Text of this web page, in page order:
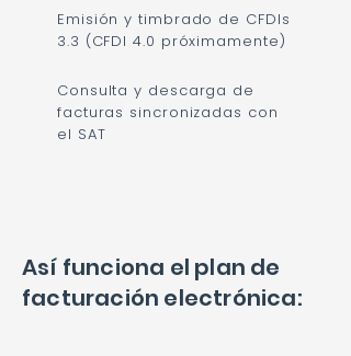
Emisión y timbrado de CFDIs
3.3 (CFDI 4.0 próximamente)
Consulta y descarga de
facturas sincronizadas con
el SAT
Así funciona el plan de
facturación electrónica: